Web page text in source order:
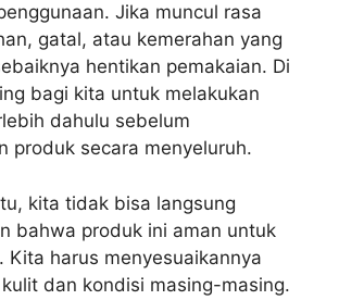
Jika muncul rasa
gatal, atau kemerahan yang
hentikan pemakaian. Di
bagi kita untuk melakukan
dahulu sebelum
produk secara menyeluruh.
kita tidak bisa langsung
bahwa produk ini aman untuk
Kita harus menyesuaikannya
dan kondisi masing-masing.